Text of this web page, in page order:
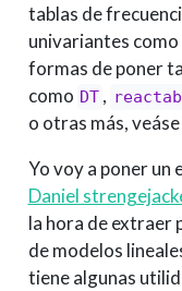
tablas de
univariantes como
formas de poner
como DT ,
o otras más, veáse
Yo voy a poner un
Daniel
la hora de extraer
de modelos
tiene algunas